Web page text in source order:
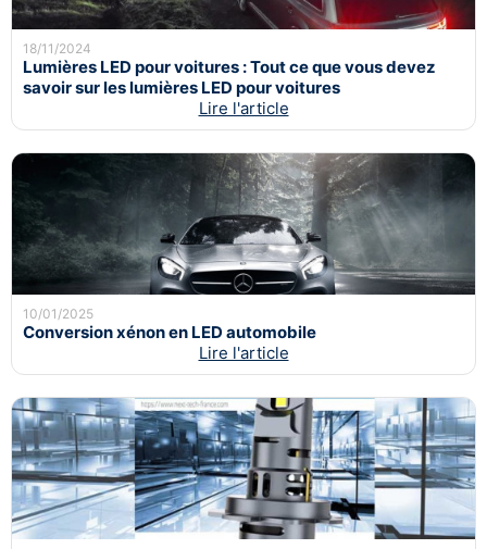
18/11/2024
Lumières LED pour voitures : Tout ce que vous devez
savoir sur les lumières LED pour voitures
Lire l'article
10/01/2025
Conversion xénon en LED automobile
Lire l'article